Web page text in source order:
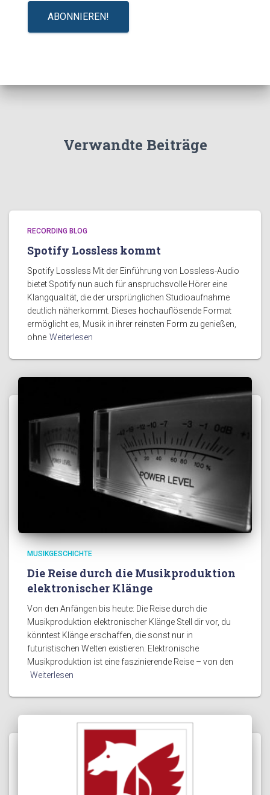
Verwandte Beiträge
RECORDING BLOG
Spotify Lossless kommt
Spotify Lossless Mit der Einführung von Lossless-Audio
bietet Spotify nun auch für anspruchsvolle Hörer eine
Klangqualität, die der ursprünglichen Studioaufnahme
deutlich näherkommt. Dieses hochauflösende Format
ermöglicht es, Musik in ihrer reinsten Form zu genießen,
ohne Weiterlesen
MUSIKGESCHICHTE
Die Reise durch die Musikproduktion
elektronischer Klänge
Von den Anfängen bis heute: Die Reise durch die
Musikproduktion elektronischer Klänge Stell dir vor, du
könntest Klänge erschaffen, die sonst nur in
futuristischen Welten existieren. Elektronische
Musikproduktion ist eine faszinierende Reise – von den
Weiterlesen